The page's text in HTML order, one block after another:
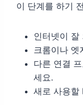
이 단계를 하기
인터넷이 잘
크롬이나 엣
다른 연결
세요.
새로 사용할